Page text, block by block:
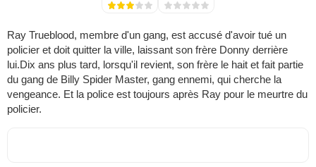
Ray Trueblood, membre d'un gang, est accusé d'avoir tué un
policier et doit quitter la ville, laissant son frère Donny derrière
lui.Dix ans plus tard, lorsqu'il revient, son frère le hait et fait partie
du gang de Billy Spider Master, gang ennemi, qui cherche la
vengeance. Et la police est toujours après Ray pour le meurtre du
policier.